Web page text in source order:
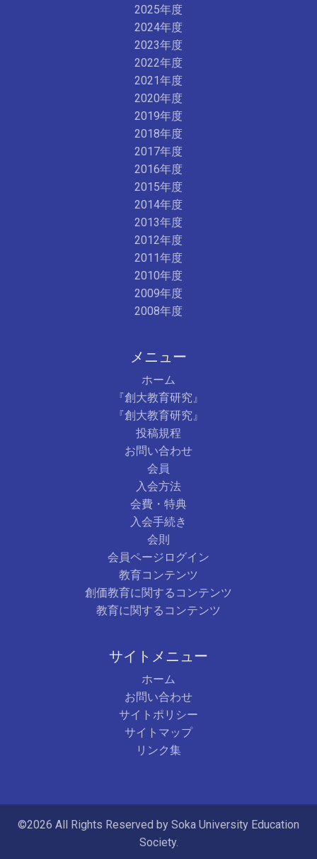
2025年度
2024年度
2023年度
2022年度
2021年度
2020年度
2019年度
2018年度
2017年度
2016年度
2015年度
2014年度
2013年度
2012年度
2011年度
2010年度
2009年度
2008年度
メニュー
ホーム
『創大教育研究』
『創大教育研究』
投稿規程
お問い合わせ
会員
入会方法
会費・特典
入会手続き
会則
会員ページログイン
教育コンテンツ
創価教育に関するコンテンツ
教育に関するコンテンツ
サイトメニュー
ホーム
お問い合わせ
サイトポリシー
サイトマップ
リンク集
©2026 All Rights Reserved by Soka University Education
Society.